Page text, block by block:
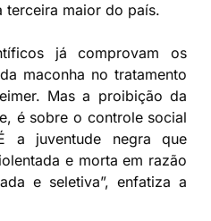
maior do país.
já comprovam os
maconha no tratamento
Mas a proibição da
é sobre o controle social
a juventude negra que
e morta em razão
e seletiva”, enfatiza a